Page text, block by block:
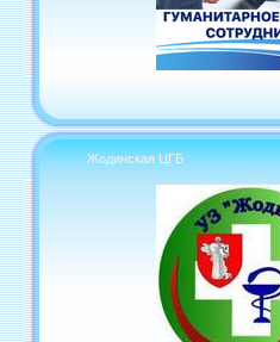
Жодинская ЦГБ